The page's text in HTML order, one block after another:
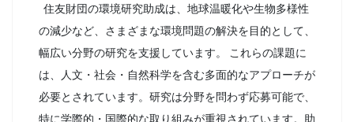
住友財団の環境研究助成は、地球温暖化や生物多様性
の減少など、さまざまな環境問題の解決を目的として、
幅広い分野の研究を支援しています。 これらの課題に
は、人文・社会・自然科学を含む多面的なアプローチが
必要とされています。研究は分野を問わず応募可能で、
特に学際的・国際的な取り組みが重視されています。助